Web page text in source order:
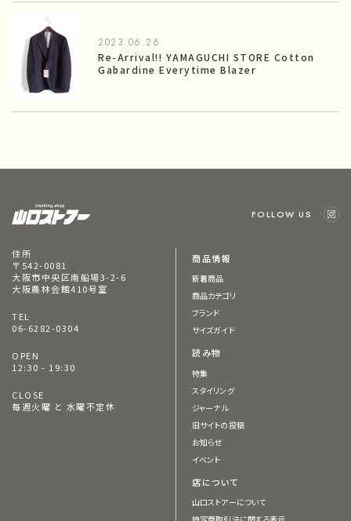
2023.06.26
Re-Arrival!! YAMAGUCHI STORE Cotton
Gabardine Everytime Blazer
FOLLOW US
住所
〒542-0081
大阪市中央区南船場3-2-6
大阪農林会館410号室
TEL
06-6282-0304
OPEN
12:30 - 19:30
CLOSE
毎週火曜 と 水曜不定休
商品情報
新着商品
商品カテゴリ
ブランド
サイズガイド
読み物
特集
スタイリング
ジャーナル
旧サイトの投稿
お知らせ
イベント
店について
山口ストアーについて